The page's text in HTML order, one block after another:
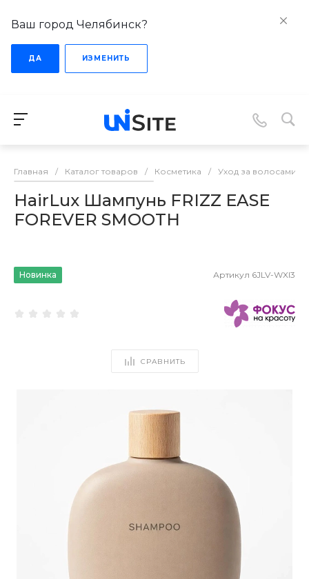
Ваш город Челябинск?
ДА ИЗМЕНИТЬ
Главная / Каталог товаров / Косметика / Уход за волосами
HairLux Шампунь FRIZZ EASE
FOREVER SMOOTH
Новинка Артикул 6JLV-WXI3
СРАВНИТЬ